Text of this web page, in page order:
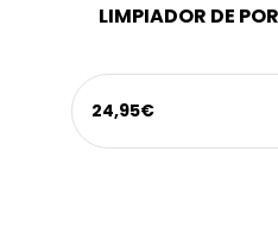
LIMPIADOR DE
24,95€